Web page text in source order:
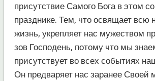
присутствие Самого Бога в этом
празднике. Тем, что освящает
жизнь, укрепляет нас мужеством
зов Господень, потому что мы
присутствует во всех событиях
Он предваряет нас заранее Своей